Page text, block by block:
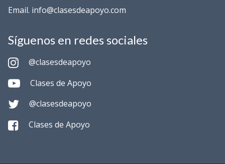
Email. info@clasesdeapoyo.com
Síguenos en redes sociales
@clasesdeapoyo
Clases de Apoyo
@clasesdeapoyo
Clases de Apoyo